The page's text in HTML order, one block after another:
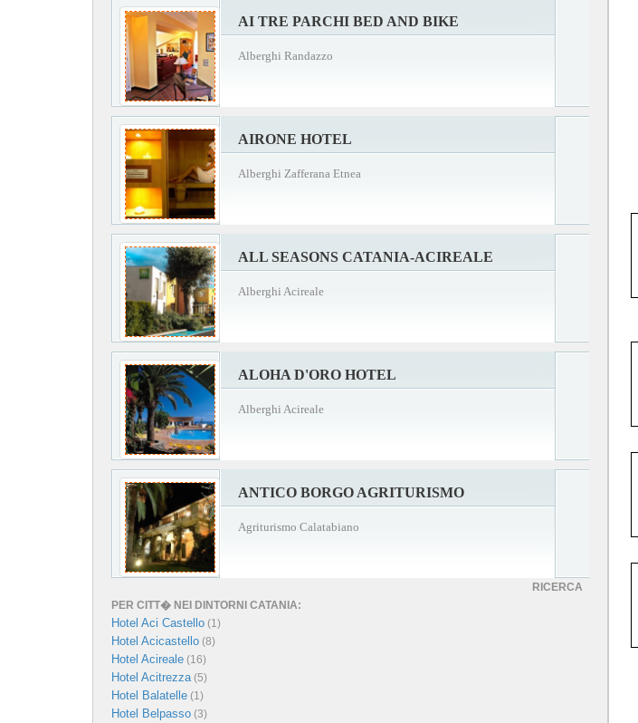
AI TRE PARCHI BED AND BIKE
Alberghi Randazzo
AIRONE HOTEL
Alberghi Zafferana Etnea
ALL SEASONS CATANIA-ACIREALE
Alberghi Acireale
ALOHA D'ORO HOTEL
Alberghi Acireale
ANTICO BORGO AGRITURISMO
Agriturismo Calatabiano
RICERCA
PER CITT� NEI DINTORNI CATANIA:
Hotel Aci Castello (1)
Hotel Acicastello (8)
Hotel Acireale (16)
Hotel Acitrezza(5)
Hotel Balatelle (1)
Hotel Belpasso (3)